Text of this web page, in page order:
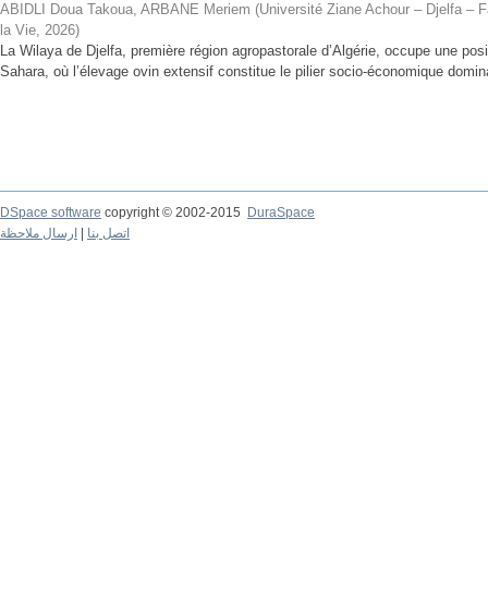
ABIDLI Doua Takoua, ARBANE Meriem (Université Ziane Achour – Djelfa –
la Vie, 2026)
La Wilaya de Djelfa, première région agropastorale d’Algérie, occupe une
Sahara, où l’élevage ovin extensif constitue le pilier socio-économique
DSpace software copyright © 2002-2015
DuraSpace
اتصل بنا
ارسال ملاحظة